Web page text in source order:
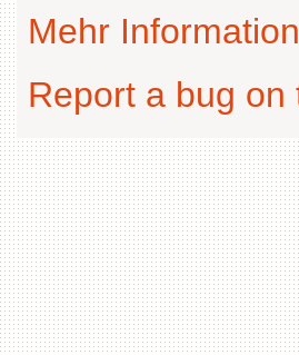
Mehr
Report a bug on